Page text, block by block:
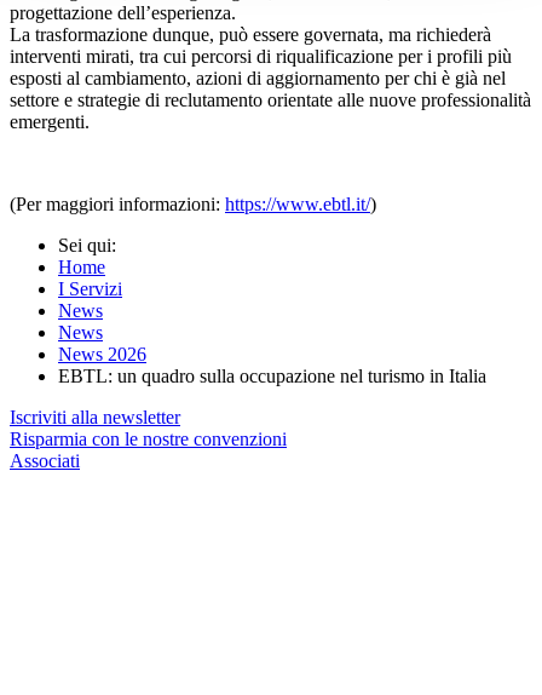
progettazione dell’esperienza.
La trasformazione dunque, può essere governata, ma richiederà
interventi mirati, tra cui percorsi di riqualificazione per i profili più
esposti al cambiamento, azioni di aggiornamento per chi è già nel
settore e strategie di reclutamento orientate alle nuove professionalità
emergenti.
(Per maggiori informazioni: https://www.ebtl.it/)
Sei qui:
Home
I Servizi
News
News
News 2026
EBTL: un quadro sulla occupazione nel turismo in Italia
Iscriviti alla newsletter
Risparmia con le nostre convenzioni
Associati